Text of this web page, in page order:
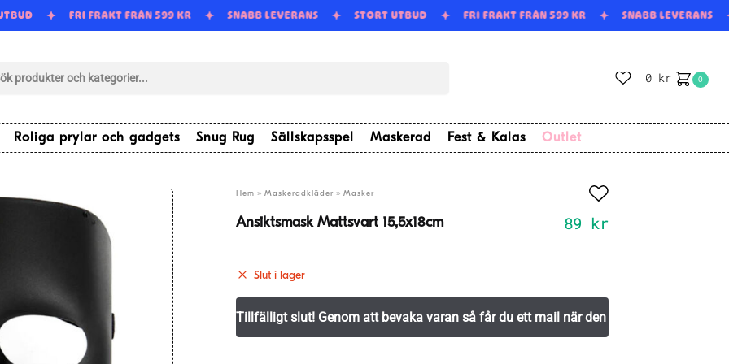
FRI FRAKT FRÅN 599 KR SNABB LEVERANS STORT UTBUD FRI FRAKT FRÅN 599 KR SNABB LEVERANS
0 kr 0
Roliga prylar och gadgets Snug Rug Sällskapsspel Maskerad Fest & Kalas Outlet
Hem »Maskeradkläder »Masker
Ansiktsmask Mattsvart 15,5x18cm 89 kr
Slut i lager